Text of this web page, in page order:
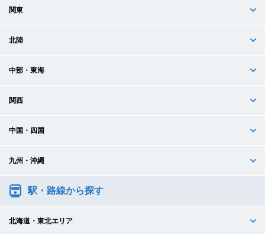
関東
北陸
中部・東海
関西
中国・四国
九州・沖縄
駅・路線から探す
北海道・東北エリア